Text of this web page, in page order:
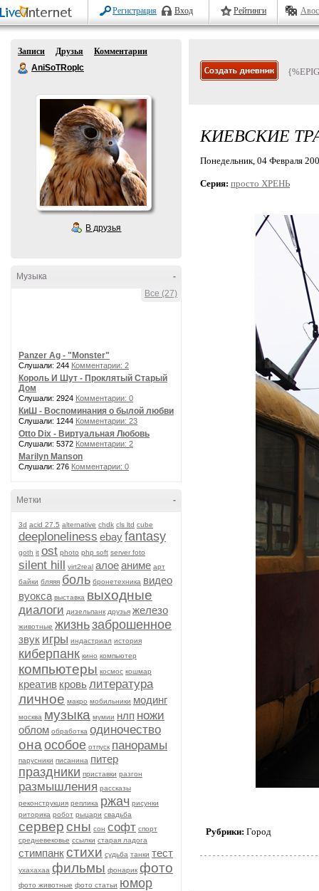
Регистрация Вход Рейтинги
Записи Друзья
Комментарии
AniSoTRopIc
В друзья
-
Музыка
Все (27)
Panzer Ag - "Monster"
Слушали: 244 Комментарии: 2
Король И Шут - Проклятый Старый
Дом
Слушали: 2924 Комментарии: 0
КиШ - Воспоминания о былой любви
Слушали: 1244 Комментарии: 23
Otto Dix - Виртуальная Любовь
Слушали: 5372 Комментарии: 2
Marilyn Manson
Слушали: 276 Комментарии: 0
-
Метки
3d acid 27.5 alternative chdk cls ltd cube
deeploneliness ebayfantasy
goth it ost photo php soft server foto
silent hill virt2real алоеаниме арт
байки бляяя боль бронетехника видео
вуокса выставка выходные
диалоги дизельпанк друзья железо
животные жизньзаброшенное
звук игры индастриал история
киберпанк кино компьютер
компьютеры космос кошмар
креатив кровьлитература
личное макро мобильники модинг
москва музыка мумии нлп ножи
облом обработка одиночество
она особое отпуск панорамы
парусники писанина питер
праздники приставки разгон
размышления рассказы
реконструкция реплика ржач рисунки
риторика робот рыцари свадьба
серверсны сон софт спорт
средневековье ссылки старая ладога
стимпанкстихи судьба танки тест
ухахахаа фильмы фонарик фото
фото животные фото статьи юмор
КИЕВСКИЕ
Понедельник, 04 Февраля
Серия: просто ХРЕНЬ
Рубрики: Город